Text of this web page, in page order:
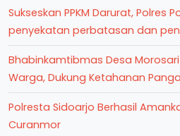
Sukseskan PPKM Darurat, Polres
penyekatan perbatasan dan
Bhabinkamtibmas Desa
Warga, Dukung Ketahanan
Polresta Sidoarjo Berhasil
Curanmor